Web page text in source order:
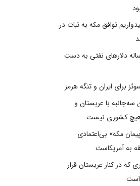
توافق مکه به ثبات در
عمر ۵۰ ساله دلارهای نفتی به دست
برای ایران و تنگه هرمز
سه‌جانبه با عربستان و
هیچ کشوری نیست
مکه» بی‌اعتمادی
به آمریکاست
در کنار عربستان قرار
است